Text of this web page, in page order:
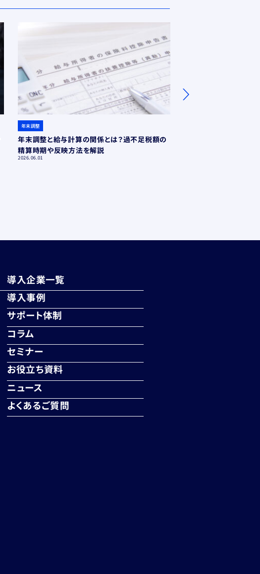
年末調整
年末調整と給与計算の関係とは？過不足税額の
精算時期や反映方法を解説
2026.06.01
導入企業一覧
導入事例
サポート体制
コラム
セミナー
お役立ち資料
ニュース
よくあるご質問